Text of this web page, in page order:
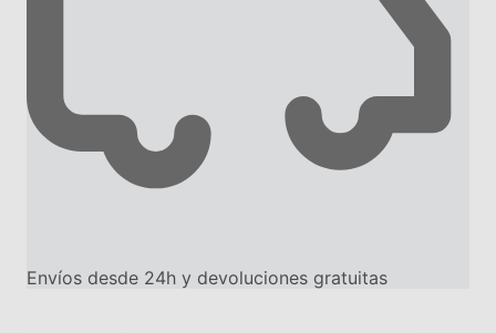
Envíos desde 24h y devoluciones gratuitas